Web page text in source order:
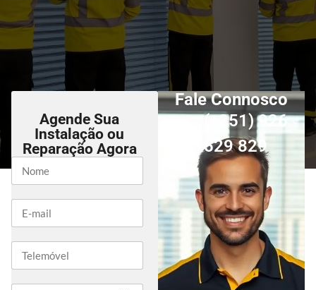
Agende Sua
Instalação ou
Reparação Agora
Fale Connosco
(+351) 926
529 829